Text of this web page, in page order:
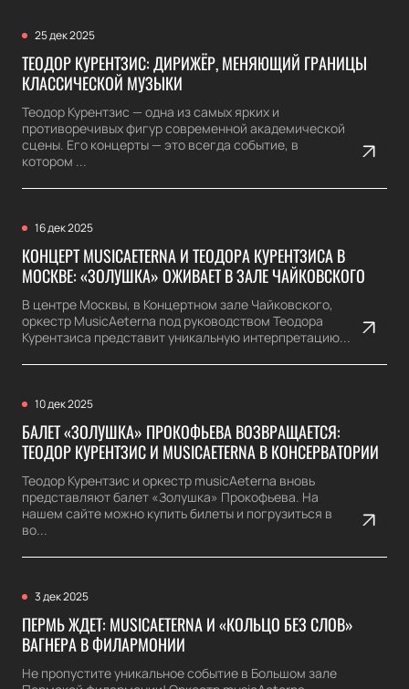
25 дек 2025
ТЕОДОР КУРЕНТЗИС: ДИРИЖЁР, МЕНЯЮЩИЙ ГРАНИЦЫ
КЛАССИЧЕСКОЙ МУЗЫКИ
Теодор Курентзис — одна из самых ярких и
противоречивых фигур современной академической
сцены. Его концерты — это всегда событие, в
котором ...
16 дек 2025
КОНЦЕРТ MUSICAETERNA И ТЕОДОРА КУРЕНТЗИСА В
МОСКВЕ: «ЗОЛУШКА» ОЖИВАЕТ В ЗАЛЕ ЧАЙКОВСКОГО
В центре Москвы, в Концертном зале Чайковского,
оркестр MusicAeterna под руководством Теодора
Курентзиса представит уникальную интерпретацию...
10 дек 2025
БАЛЕТ «ЗОЛУШКА» ПРОКОФЬЕВА ВОЗВРАЩАЕТСЯ:
ТЕОДОР КУРЕНТЗИС И MUSICAETERNA В КОНСЕРВАТОРИИ
Теодор Курентзис и оркестр musicAeterna вновь
представляют балет «Золушка» Прокофьева. На
нашем сайте можно купить билеты и погрузиться в
во...
3 дек 2025
ПЕРМЬ ЖДЕТ: MUSICAETERNA И «КОЛЬЦО БЕЗ СЛОВ»
ВАГНЕРА В ФИЛАРМОНИИ
Не пропустите уникальное событие в Большом зале